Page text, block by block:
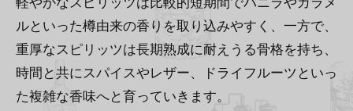
ルといった樽由来の香りを取り込みやすく、一方で、
重厚なスピリッツは長期熟成に耐えうる骨格を持ち、
時間と共にスパイスやレザー、ドライフルーツといっ
た複雑な香味へと育っていきます。